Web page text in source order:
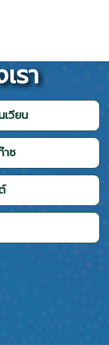
รา
วียน
าซ